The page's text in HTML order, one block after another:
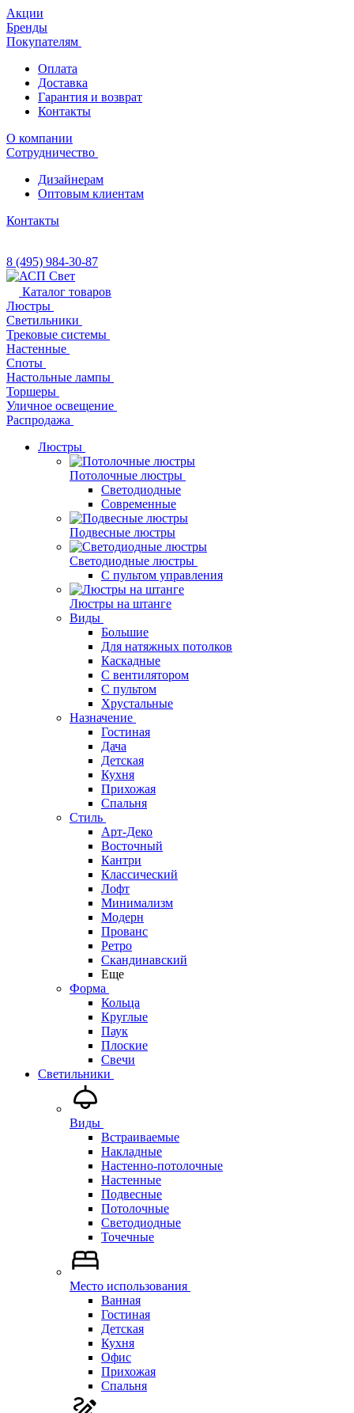
Акции
Бренды
Покупателям
Оплата
Доставка
Гарантия и возврат
Контакты
О компании
Сотрудничество
Дизайнерам
Оптовым клиентам
Контакты
8 (495) 984-30-87
Каталог товаров
Люстры
Светильники
Трековые системы
Настенные
Споты
Настольные лампы
Торшеры
Уличное освещение
Распродажа
Люстры
Потолочные люстры
Светодиодные
Современные
Подвесные люстры
Светодиодные люстры
С пультом управления
Люстры на штанге
Виды
Большие
Для натяжных потолков
Каскадные
С вентилятором
С пультом
Хрустальные
Назначение
Гостиная
Дача
Детская
Кухня
Прихожая
Спальня
Стиль
Арт-Деко
Восточный
Кантри
Классический
Лофт
Минимализм
Модерн
Прованс
Ретро
Скандинавский
Еще
Форма
Кольца
Круглые
Паук
Плоские
Свечи
Светильники
Виды
Встраиваемые
Накладные
Настенно-потолочные
Настенные
Подвесные
Потолочные
Светодиодные
Точечные
Место использования
Ванная
Гостиная
Детская
Кухня
Офис
Прихожая
Спальня